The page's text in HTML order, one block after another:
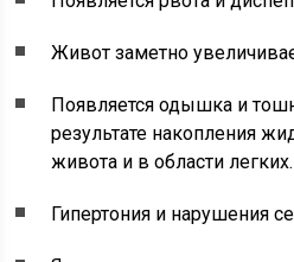
Живот заметно
Появляется одышка и
результате накопления
живота и в области легких.
Гипертония и нарушения